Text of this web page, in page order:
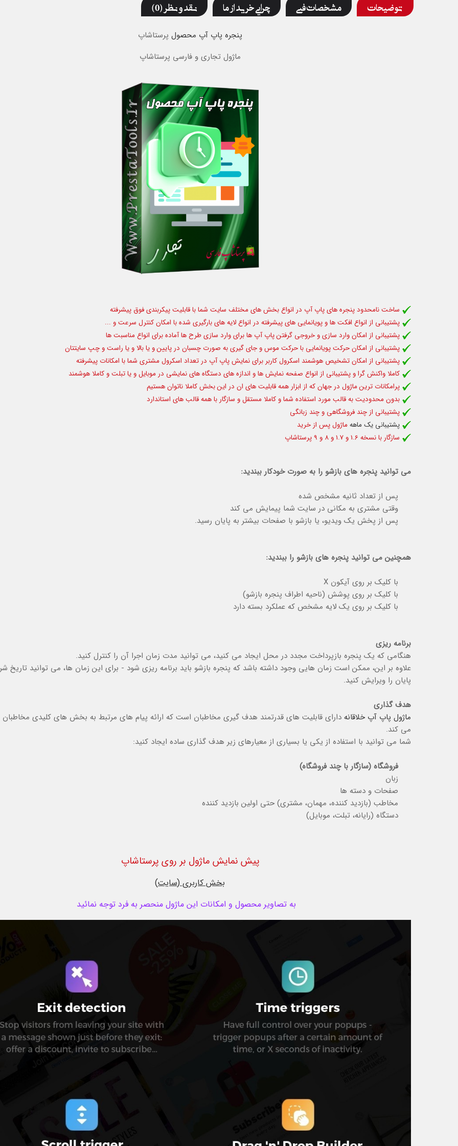
توضیحات مشخصات فنی چرایی خرید از ما نقد و نظر (0)
پنجره پاپ آپ محصول پرستاشاپ
ماژول تجاری و فارسی پرستاشاپ
ساخت نامحدود پنجره های پاپ آپ در انواع بخش های مختلف سایت شما با قابلیت پیکربندی فوق پیشرفته
پشتیبانی از انواع افکت ها و پویانمایی های پیشرفته در انواع لایه های بارگیری شده با امکان کنترل سرعت و ...
پشتیبانی از امکان وارد سازی و خروجی گرفتن پاپ آپ ها برای وارد سازی طرح ها آماده برای انواع مناسبت ها
پشتیبانی از امکان حرکت پویانمایی با حرکت موس و جای گیری به صورت چسبان در پایین و یا بالا و یا راست و چپ سایتتان
پشتیبانی از امکان تشخیص هوشمند اسکرول کاربر برای نمایش پاپ آپ در تعداد اسکرول مشتری شما با امکانات پیشرفته
کاملا واکنش گرا و پشتیبانی از انواع صفحه نمایش ها و اندازه های دستگاه های نمایشی در موبایل و یا تبلت و کاملا هوشمند
پرامکانات ترین ماژول در جهان که از ابزار همه قابلیت های ان در این بخش کاملا ناتوان هستیم
بدون محدودیت به قالب مورد استفاده شما و کاملا مستقل و سازگار با همه قالب های استاندارد
پشتیبانی از چند فروشگاهی و چند زبانگی
پشتیبانی یک ماههماژول پس از خرید
سازگار با نسخه 1.6 و 1.7 و 8 و 9 پرستاشاپ
می توانید پنجره های بازشو را به صورت خودکار ببندید:
پس از تعداد ثانیه مشخص شده
وقتی مشتری به مکانی در سایت شما پیمایش می کند
پس از پخش یک ویدیو، یا بازشو با صفحات بیشتر به پایان رسید.
همچنین می توانید پنجره های بازشو را ببندید:
با کلیک بر روی آیکون X
با کلیک بر روی پوشش (ناحیه اطراف پنجره بازشو)
با کلیک بر روی یک لایه مشخص که عملکرد بسته دارد
برنامه ریزی
هنگامی که یک پنجره بازپرداخت مجدد در محل ایجاد می کنید، می توانید مدت زمان اجرا آن را کنترل کنید.
علاوه بر این، ممکن است زمان هایی وجود داشته باشد که پنجره بازشو باید برنامه ریزی شود - برای این زمان ها، می توانید تاریخ
پایان را ویرایش کنید.
هدف گذاری
ماژول پاپ آپ خلاقانه دارای قابلیت های قدرتمند هدف گیری مخاطبان است که ارائه پیام های مرتبط به بخش های کلیدی مخاطبان
می کند.
شما می توانید با استفاده از یکی یا بسیاری از معیارهای زیر هدف گذاری ساده ایجاد کنید:
فروشگاه (سازگار با چند فروشگاه)
زبان
صفحات و دسته ها
مخاطب (بازدید کننده، مهمان، مشتری) حتی اولین بازدید کننده
دستگاه (رایانه، تبلت، موبایل)
پیش نمایش ماژول بر روی پرستاشاپ
بخش کاربری (سایت)
به تصاویر محصول و امکانات این ماژول منحصر به فرد توجه نمائید